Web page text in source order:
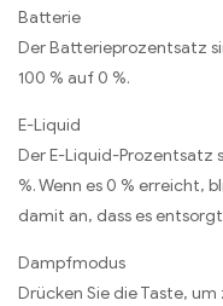
Batterie
Der Batterieprozentsatz
100 % auf 0 %.
E-Liquid
Der E-Liquid-Prozentsatz
%. Wenn es 0 % erreicht,
damit an, dass es
Dampfmodus
Drücken Sie die Taste,